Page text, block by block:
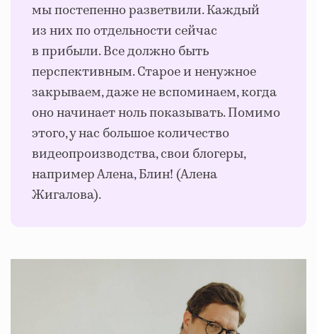
мы постепенно разветвили. Каждый
из них по отдельности сейчас
в прибыли. Все должно быть
перспективным. Старое и ненужное
закрываем, даже не вспоминаем, когда
оно начинает ноль показывать. Помимо
этого, у нас большое количество
видеопроизводства, свои блогеры,
например Алена, Блин! (Алена
Жигалова).